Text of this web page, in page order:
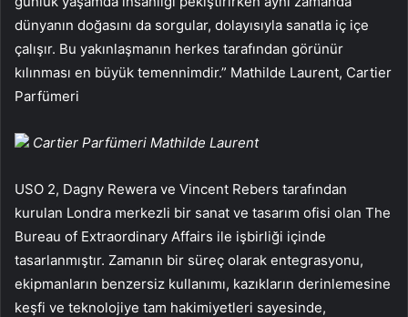
dünyanın doğasını da sorgular, dolayısıyla sanatla iç içe
çalışır. Bu yakınlaşmanın herkes tarafından görünür
kılınması en büyük temennimdir.” Mathilde Laurent, Cartier
Parfümeri
Cartier Parfümeri Mathilde Laurent
USO 2, Dagny Rewera ve Vincent Rebers tarafından
kurulan Londra merkezli bir sanat ve tasarım ofisi olan The
Bureau of Extraordinary Affairs ile işbirliği içinde
tasarlanmıştır. Zamanın bir süreç olarak entegrasyonu,
ekipmanların benzersiz kullanımı, kazıkların derinlemesine
keşfi ve teknolojiye tam hakimiyetleri sayesinde,